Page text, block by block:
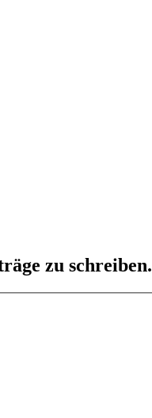
zu schreiben.